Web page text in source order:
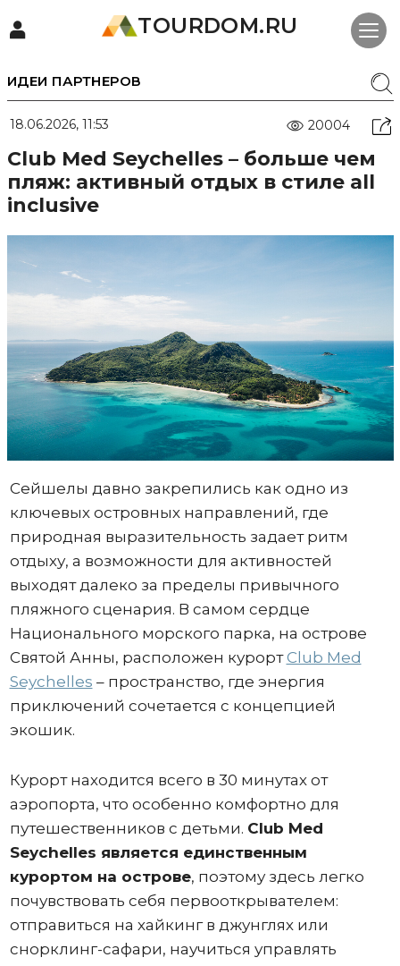
TOURDOM.RU
ИДЕИ ПАРТНЕРОВ
18.06.2026, 11:53 20004
Club Med Seychelles – больше чем
пляж: активный отдых в стиле all
inclusive
Сейшелы давно закрепились как одно из
ключевых островных направлений, где
природная выразительность задает ритм
отдыху, а возможности для активностей
выходят далеко за пределы привычного
пляжного сценария. В самом сердце
Национального морского парка, на острове
Святой Анны, расположен курортClub Med
Seychelles – пространство, где энергия
приключений сочетается с концепцией
экошик.
Курорт находится всего в 30 минутах от
аэропорта, что особенно комфортно для
путешественников с детьми. Club Med
Seychelles является единственным
курортом на острове, поэтому здесь легко
почувствовать себя первооткрывателем:
отправиться на хайкинг в джунглях или
снорклинг-сафари, научиться управлять